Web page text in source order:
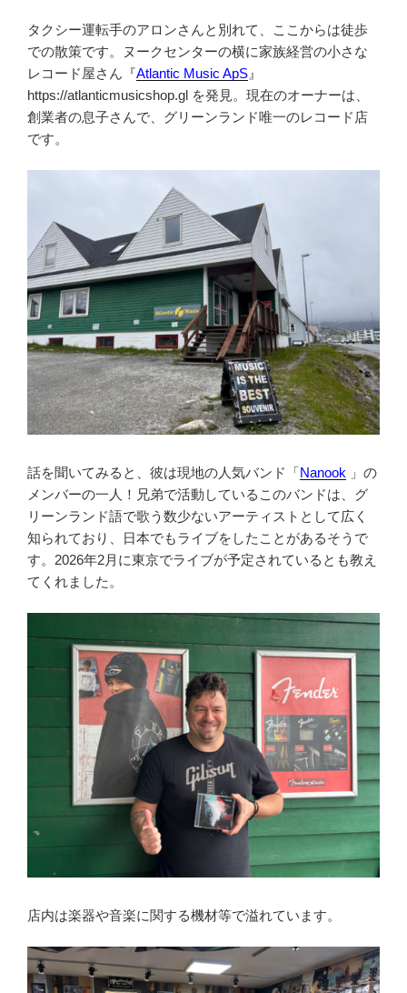
タクシー運転手のアロンさんと別れて、ここからは徒歩
での散策です。ヌークセンターの横に家族経営の小さな
レコード屋さん『Atlantic Music ApS 』
https://atlanticmusicshop.gl を発見。現在のオーナーは、
創業者の息子さんで、グリーンランド唯一のレコード店
です。
話を聞いてみると、彼は現地の人気バンド「Nanook 」の
メンバーの一人！兄弟で活動しているこのバンドは、グ
リーンランド語で歌う数少ないアーティストとして広く
知られており、日本でもライブをしたことがあるそうで
す。2026年2月に東京でライブが予定されているとも教え
てくれました。
店内は楽器や音楽に関する機材等で溢れています。